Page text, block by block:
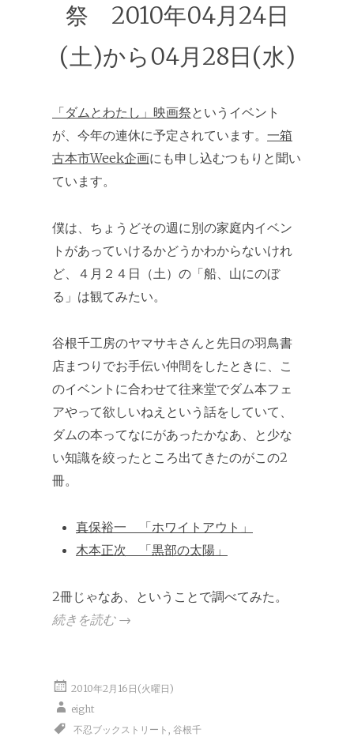
祭 2010年04月24日
(土)から04月28日(水)
「ダムとわたし」映画祭というイベント
が、今年の連休に予定されています。 一箱
古本市Week企画にも申し込むつもりと聞い
ています。
僕は、ちょうどその週に別の家庭内イベン
トがあっていけるかどうかわからないけれ
ど、４月２４日（土）の「船、山にのぼ
る」は観てみたい。
谷根千工房のヤマサキさんと先日の羽鳥書
店まつりでお手伝い仲間をしたときに、こ
のイベントに合わせて往来堂でダム本フェ
アやって欲しいねえという話をしていて、
ダムの本ってなにがあったかなあ、と少な
い知識を絞ったところ出てきたのがこの2
冊。
真保裕一 「ホワイトアウト」
木本正次 「黒部の太陽」
2冊じゃなあ、ということで調べてみた。
続きを読む →
2010年2月16日(火曜日)
eight
不忍ブックストリート , 谷根千